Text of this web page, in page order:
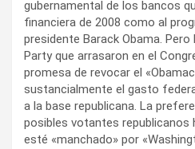
gubernamental de los bancos
financiera de 2008 como al
presidente Barack Obama.
Party que arrasaron en el
promesa de revocar el
sustancialmente el gasto
a la base republicana. La
posibles votantes republicanos
esté «manchado» por